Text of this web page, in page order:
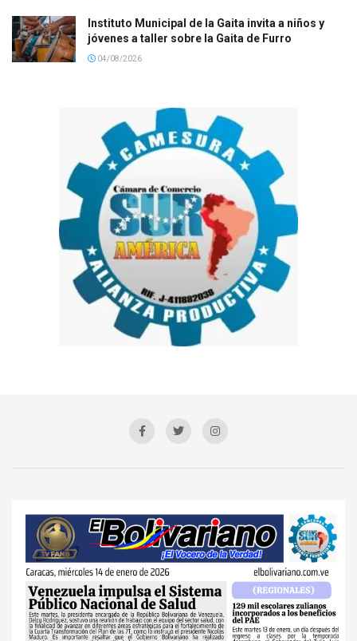
Instituto Municipal de la Gaita invita a niños y
jóvenes a taller sobre la Gaita de Furro
04/08/2026